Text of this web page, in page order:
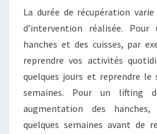
La durée de récupération
d’intervention réalisée. Pour
hanches et des cuisses, par
reprendre vos activités
quelques jours et reprendre le
semaines. Pour un lifting
augmentation des
quelques semaines avant de